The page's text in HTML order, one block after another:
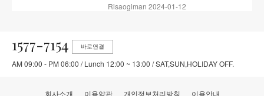
Risaogiman 2024-01-12
1577-7154 바로연결
AM 09:00 - PM 06:00 / Lunch 12:00 ~ 13:00 / SAT,SUN,HOLIDAY OFF.
회사소개 이용약관 개인정보처리방침 이용안내